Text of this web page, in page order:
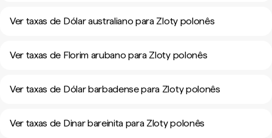
Ver taxas de Dólar australiano para Zloty polonês
Ver taxas de Florim arubano para Zloty polonês
Ver taxas de Dólar barbadense para Zloty polonês
Ver taxas de Dinar bareinita para Zloty polonês